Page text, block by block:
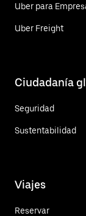
Uber para
Uber Freight
Ciudadanía
Seguridad
Sustentabilidad
Viajes
Reservar